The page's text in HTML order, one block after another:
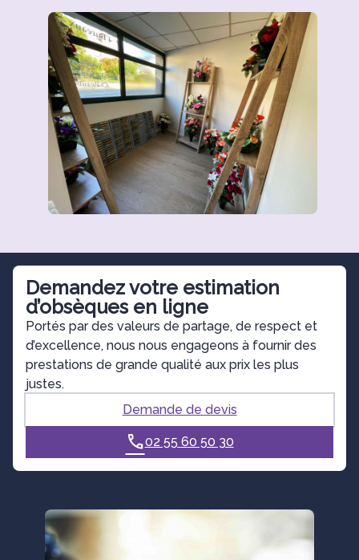
Demandez votre estimation
d’obsèques en ligne
Portés par des valeurs de partage, de respect et
d’excellence, nous nous engageons à fournir des
prestations de grande qualité aux prix les plus
justes.
Demande de devis
02 55 60 50 30